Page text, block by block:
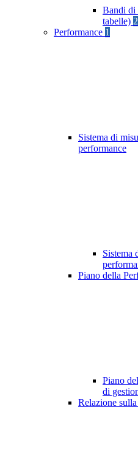
Bandi di
tabelle)
Performance 1
Sistema di
performance
Sistema
Piano della
Piano
di
Relazione